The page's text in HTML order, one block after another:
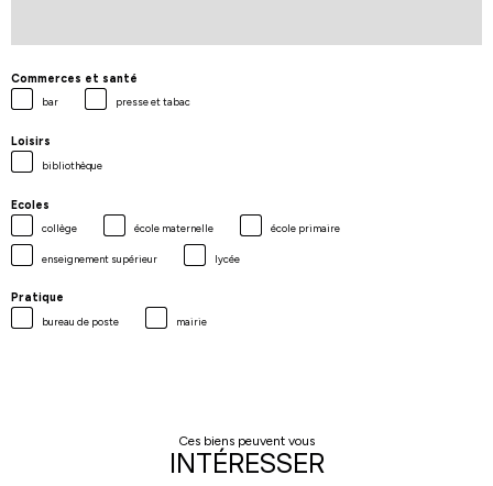
Commerces et santé
bar presse et tabac
Loisirs
bibliothèque
Ecoles
collège école maternelle école primaire
enseignement supérieur lycée
Pratique
bureau de poste mairie
Ces biens peuvent vous
INTÉRESSER